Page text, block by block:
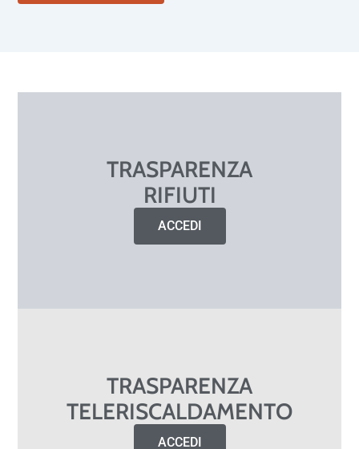
TRASPARENZA
RIFIUTI
ACCEDI
TRASPARENZA
TELERISCALDAMENTO
ACCEDI